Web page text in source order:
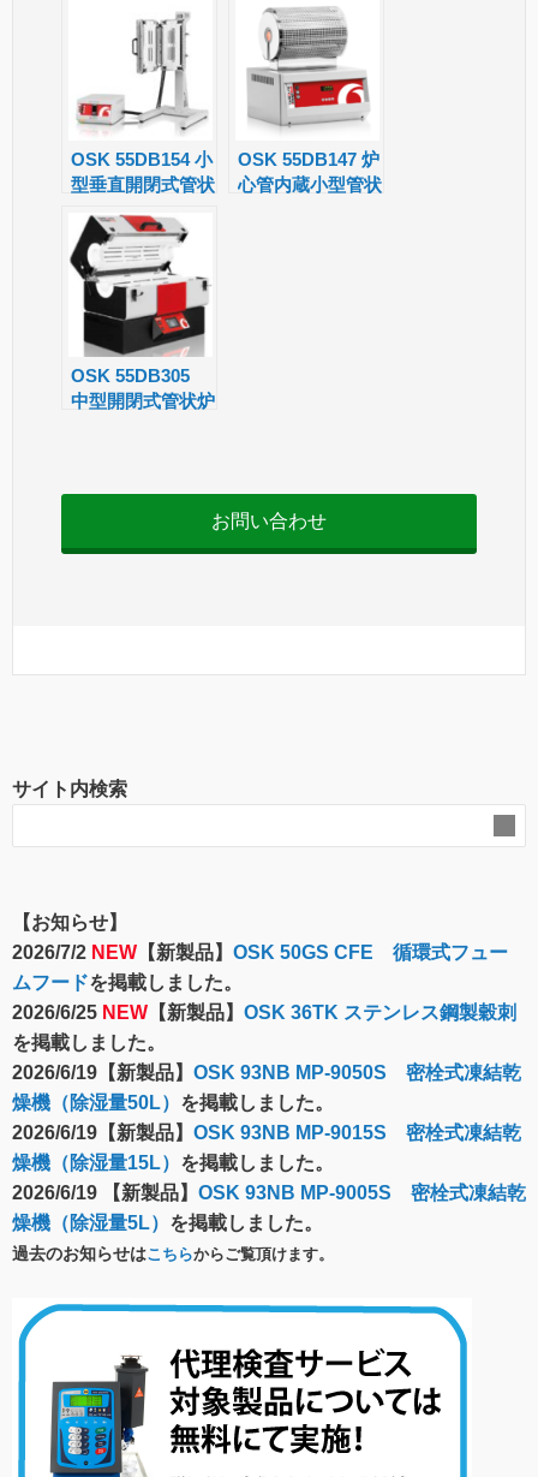
Tr
a
n
sl
at
e
g
e
OSK 55DB154 小
型垂直開閉式管状
炉 EVT/EVZ
OSK 55DB147 炉
心管内蔵小型管状
OSK 55DB305
中型開閉式管状炉
お問い合わせ
サイト内検索
【お知らせ】
2026/7/2 NEW 【新製品】 OSK 50GS CFE 循環式フュー
ムフードを掲載しました。
2026/6/25 NEW 【新製品】 OSK 36TK ステンレス鋼製穀刺
を掲載しました。
2026/6/19【新製品】 OSK 93NB MP-9050S 密栓式凍結乾
燥機（除湿量50L） を掲載しました。
2026/6/19【新製品】 OSK 93NB MP-9015S 密栓式凍結乾
燥機（除湿量15L） を掲載しました。
2026/6/19 【新製品】 OSK 93NB MP-9005S 密栓式凍結乾
燥機（除湿量5L） を掲載しました。
過去のお知らせはこちらからご覧頂けます。